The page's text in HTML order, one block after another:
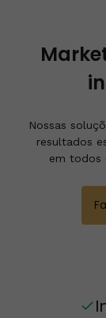
Nossas
resultados
em todos